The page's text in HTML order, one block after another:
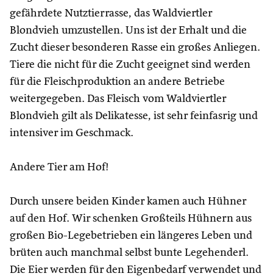
gefährdete Nutztierrasse, das Waldviertler
Blondvieh umzustellen. Uns ist der Erhalt und die
Zucht dieser besonderen Rasse ein großes Anliegen.
Tiere die nicht für die Zucht geeignet sind werden
für die Fleischproduktion an andere Betriebe
weitergegeben. Das Fleisch vom Waldviertler
Blondvieh gilt als Delikatesse, ist sehr feinfasrig und
intensiver im Geschmack.
Andere Tier am Hof!
Durch unsere beiden Kinder kamen auch Hühner
auf den Hof. Wir schenken Großteils Hühnern aus
großen Bio-Legebetrieben ein längeres Leben und
brüten auch manchmal selbst bunte Legehenderl.
Die Eier werden für den Eigenbedarf verwendet und